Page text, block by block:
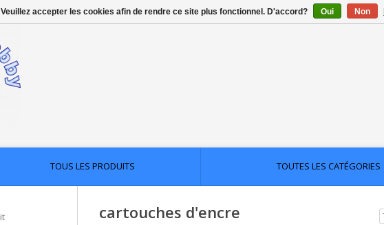
TOUS LES PRODUITS TOUTES LES CATÉGORIES
cartouches d'encre
Veuillez accepter les cookies afin de rendre ce site plus fonctionnel. D'accord? Oui Non